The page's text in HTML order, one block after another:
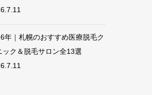
年｜札幌のおすすめ医療脱毛ク
ック＆脱毛サロン全13選